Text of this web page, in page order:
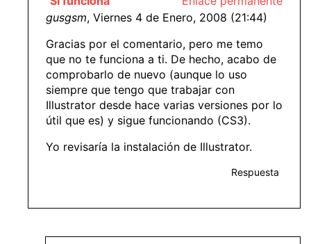
gusgsm, Viernes 4 de Enero, 2008 (21:44)
Gracias por el comentario, pero me temo
que no te funciona a ti. De hecho, acabo de
comprobarlo de nuevo (aunque lo uso
siempre que tengo que trabajar con
Illustrator desde hace varias versiones por lo
útil que es) y sigue funcionando (CS3).
Yo revisaría la instalación de Illustrator.
Respuesta